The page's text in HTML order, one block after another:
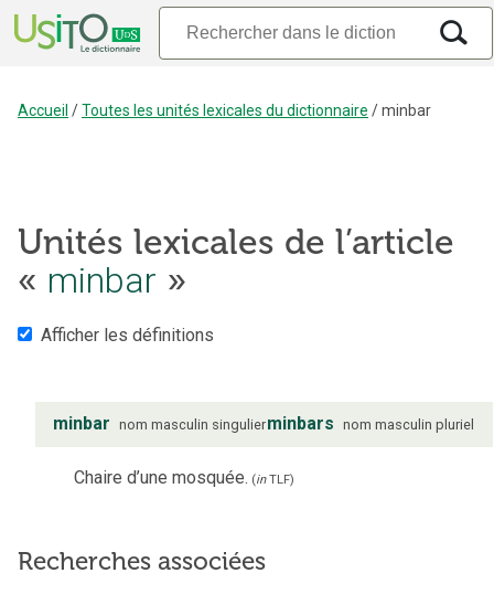
Accueil /Toutes les unités lexicales du dictionnaire /minbar
Unités lexicales de l’article
« minbar »
Afficher les définitions
minbar nom masculin singulierminbars nom masculin pluriel
Chaire d’une mosquée. (inTLF)
Recherches associées